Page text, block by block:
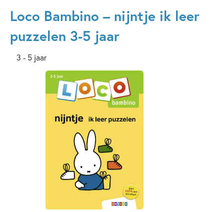
uitgevers
Loco Bambino – nijntje ik leer
puzzelen 3-5 jaar
3 - 5 jaar